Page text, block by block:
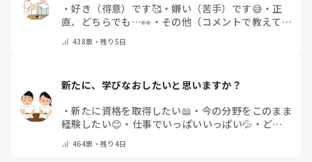
・好き（得意）です🥰・嫌い（苦手）です😅 ・ 正
直、どちらでも…👀 ・ その他（コメントで教えてく
438票・残り5日
新たに、学びなおしたいと思いますか？
・新たに資格を取得したい📖 ・ 今の分野をこのまま
経験したい😊 ・ 仕事でいっぱいいっぱい💦 ・ どん
教えてください）
464票・残り4日